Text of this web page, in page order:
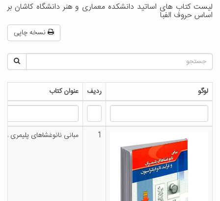
لیست کتاب های اساتید دانشکده معماری و هنر دانشگاه کاشان بر
اساس حروف الفبا
نسخه چاپی
لوگو ردیف عنوان کتاب
1 مبانی نانوغشاهای پلیمری و